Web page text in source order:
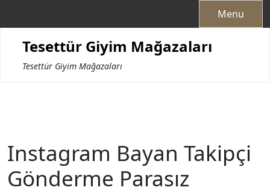
Menu
Tesettür Giyim Mağazaları
Tesettür Giyim Mağazaları
Instagram Bayan Takipçi
Gönderme Parasız